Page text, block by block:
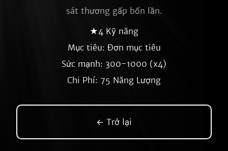
sát thương gấp bốn lần.
★4 Kỹ năng
Mục tiêu: Đơn mục tiêu
Sức mạnh: 300-1000 (x4)
Chi Phí: 75 Năng Lượng
← Trở lại